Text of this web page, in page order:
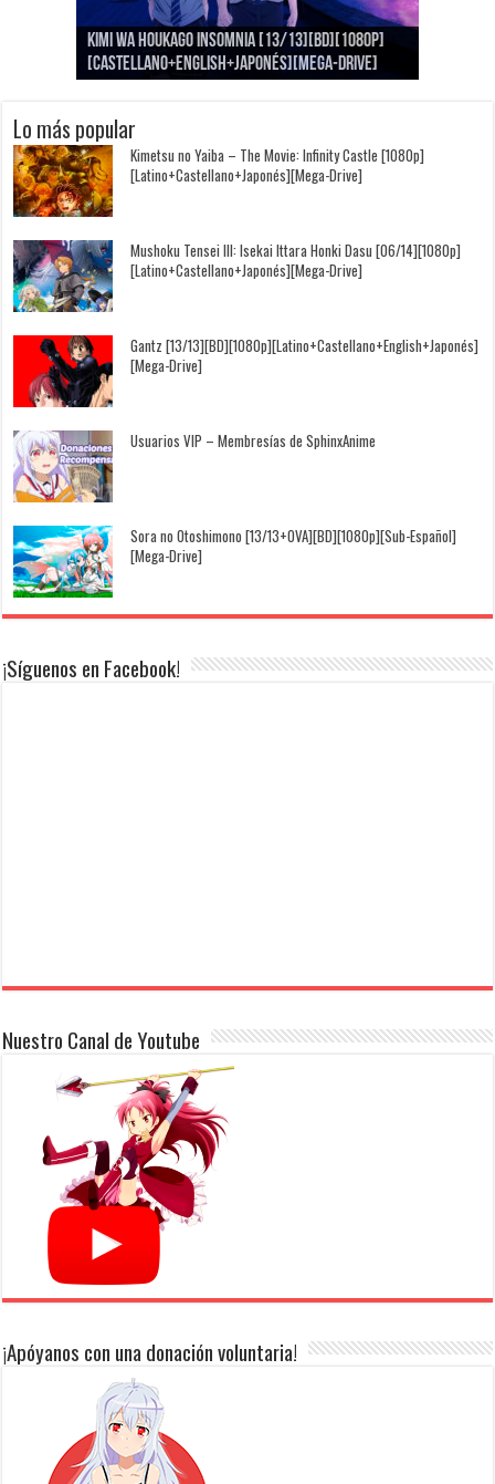
Goblin Slayer II [12/12][BD][1080p]
[Latino+Castellano+Japonés][Mega-Drive]
Jujutsu Kaisen: Kaigyoku/Gyokusetsu [1080p]
[Latino+Japonés][Mega-Drive]
Kimi to, Nami ni Noretara [BD][1080p]
[Latino+Castellano+Japonés][Mega-Drive]
Nukitashi the Animation [11/11+OVAS][BD]
[1080p][Sub-Español][Mega-Drive]
Kimi wa Houkago Insomnia [13/13][BD][1080p]
[Castellano+English+Japonés][Mega-Drive]
Getsuyoubi no Tawawa [12/12+Especiales][BD]
[1080p][Sub-Español][Mega-Drive]
Lo más popular
Kimetsu no Yaiba – The Movie: Infinity Castle [1080p]
[Latino+Castellano+Japonés][Mega-Drive]
Mushoku Tensei III: Isekai Ittara Honki Dasu [06/14][1080p]
[Latino+Castellano+Japonés][Mega-Drive]
Gantz [13/13][BD][1080p][Latino+Castellano+English+Japonés]
[Mega-Drive]
Usuarios VIP – Membresías de SphinxAnime
Sora no Otoshimono [13/13+OVA][BD][1080p][Sub-Español]
[Mega-Drive]
¡Síguenos en Facebook!
Nuestro Canal de Youtube
¡Apóyanos con una donación voluntaria!